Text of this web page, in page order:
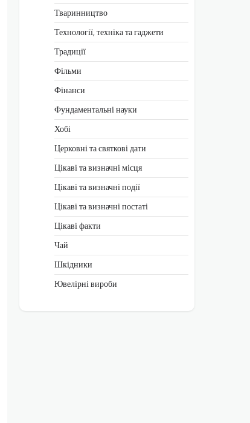
Тваринництво
Технології, техніка та гаджети
Традиції
Фільми
Фінанси
Фундаментальні науки
Хобі
Церковні та святкові дати
Цікаві та визначні місця
Цікаві та визначні події
Цікаві та визначні постаті
Цікаві факти
Чай
Шкідники
Ювелірні вироби